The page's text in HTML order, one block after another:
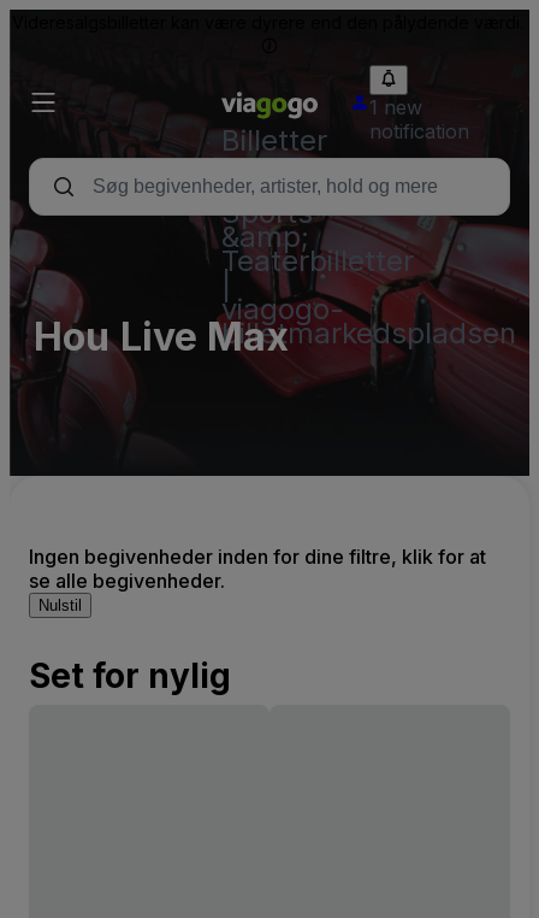
Billetter
-
Koncert-,
Sports-
&amp;
Teaterbilletter
viagogo-
billetmarkedspladsen
1 new
notification
Hou Live Max
Ingen begivenheder inden for dine filtre, klik for at
se alle begivenheder.
Nulstil
Set for nylig